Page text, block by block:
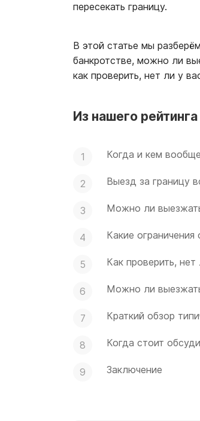
пересекать границу.
В этой статье мы
банкротстве, можно ли
как проверить, нет ли у
Из нашего
Когда и кем
Выезд за границу
Можно ли
Какие
Как проверить,
Можно ли
Краткий обзор
Когда стоит
Заключение